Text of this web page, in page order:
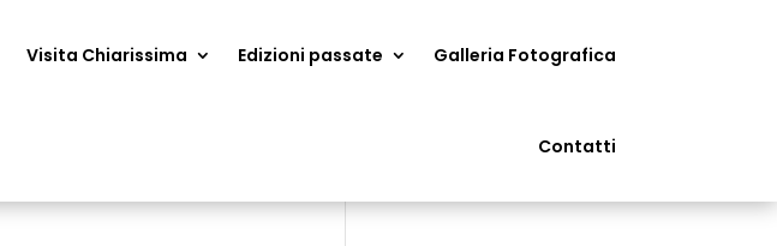
Visita Chiarissima Edizioni passate Galleria Fotografica
Contatti